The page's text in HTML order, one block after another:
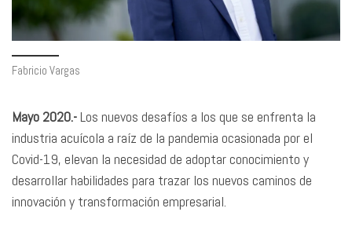
Fabricio Vargas
Mayo 2020.-Los nuevos desafíos a los que se enfrenta la
industria acuícola a raíz de la pandemia ocasionada por el
Covid-19, elevan la necesidad de adoptar conocimiento y
desarrollar habilidades para trazar los nuevos caminos de
innovación y transformación empresarial.